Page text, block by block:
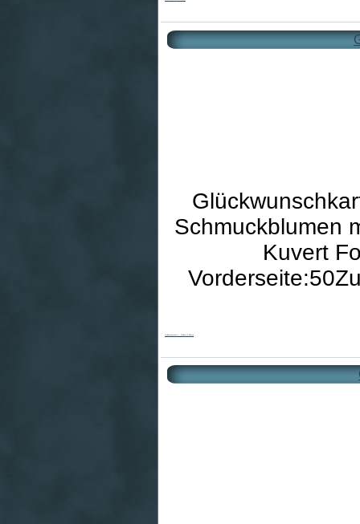
Schmuckblumen
Kuvert
Goldhochzeitskarte - Schlichte & Blumen